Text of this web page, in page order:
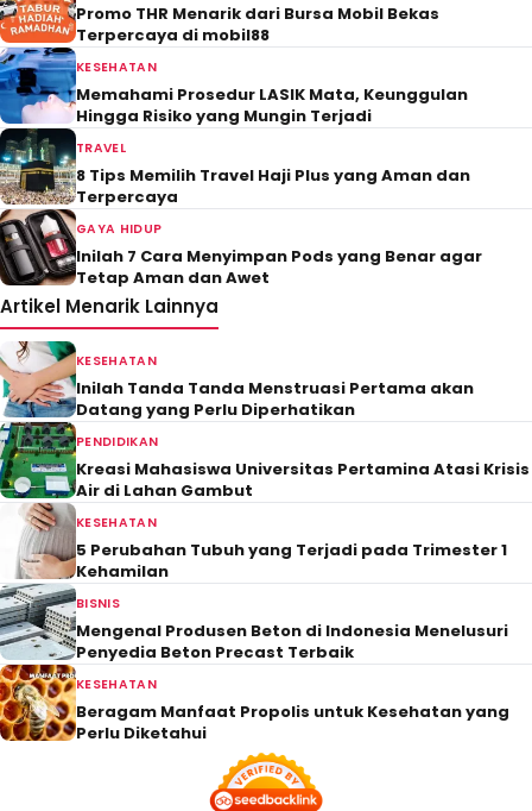
Promo THR Menarik dari Bursa Mobil Bekas
Terpercaya di mobil88
KESEHATAN
Memahami Prosedur LASIK Mata, Keunggulan
Hingga Risiko yang Mungin Terjadi
TRAVEL
8 Tips Memilih Travel Haji Plus yang Aman dan
Terpercaya
GAYA HIDUP
Inilah 7 Cara Menyimpan Pods yang Benar agar
Tetap Aman dan Awet
Artikel Menarik Lainnya
KESEHATAN
Inilah Tanda Tanda Menstruasi Pertama akan
Datang yang Perlu Diperhatikan
PENDIDIKAN
Kreasi Mahasiswa Universitas Pertamina Atasi Krisis
Air di Lahan Gambut
KESEHATAN
5 Perubahan Tubuh yang Terjadi pada Trimester 1
Kehamilan
BISNIS
Mengenal Produsen Beton di Indonesia Menelusuri
Penyedia Beton Precast Terbaik
KESEHATAN
Beragam Manfaat Propolis untuk Kesehatan yang
Perlu Diketahui